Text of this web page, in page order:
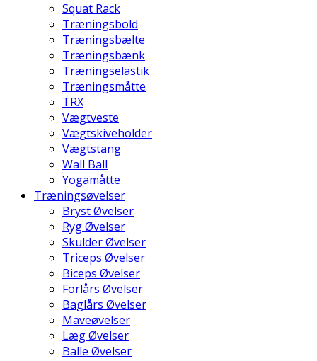
Squat Rack
Træningsbold
Træningsbælte
Træningsbænk
Træningselastik
Træningsmåtte
TRX
Vægtveste
Vægtskiveholder
Vægtstang
Wall Ball
Yogamåtte
Træningsøvelser
Bryst Øvelser
Ryg Øvelser
Skulder Øvelser
Triceps Øvelser
Biceps Øvelser
Forlårs Øvelser
Baglårs Øvelser
Maveøvelser
Læg Øvelser
Balle Øvelser